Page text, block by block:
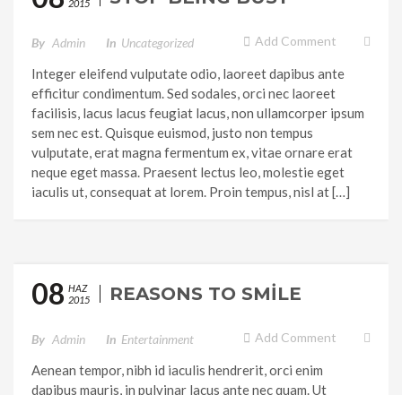
2015
By Admin In Uncategorized Add Comment
Integer eleifend vulputate odio, laoreet dapibus ante
efficitur condimentum. Sed sodales, orci nec laoreet
facilisis, lacus lacus feugiat lacus, non ullamcorper ipsum
sem nec est. Quisque euismod, justo non tempus
vulputate, erat magna fermentum ex, vitae ornare erat
neque eget massa. Praesent lectus leo, molestie eget
iaculis ut, consequat at lorem. Proin tempus, nisl at […]
08 HAZ
2015
REASONS TO SMILE
By Admin In Entertainment Add Comment
Aenean tempor, nibh id iaculis hendrerit, orci enim
dapibus mauris, in pulvinar lacus ante nec quam. Ut